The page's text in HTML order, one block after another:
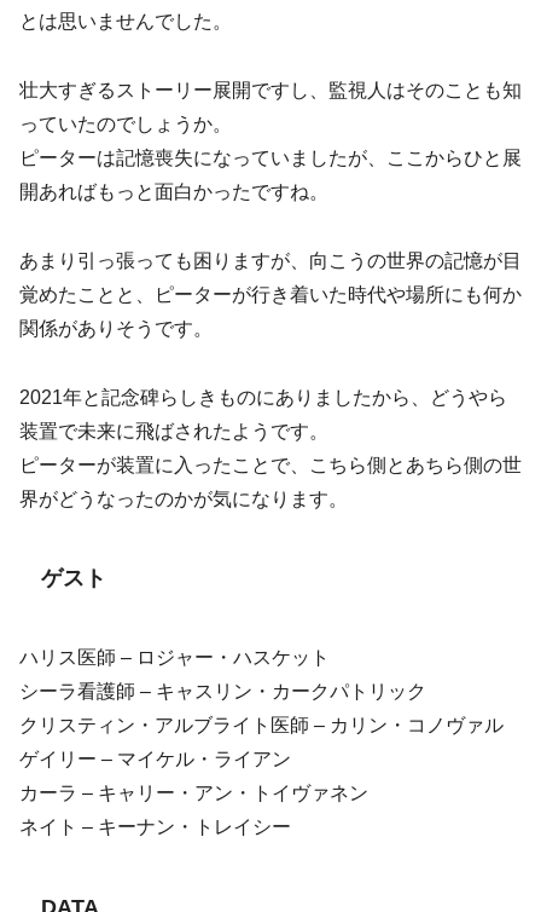
とは思いませんでした。
壮大すぎるストーリー展開ですし、監視人はそのことも知
っていたのでしょうか。
ピーターは記憶喪失になっていましたが、ここからひと展
開あればもっと面白かったですね。
あまり引っ張っても困りますが、向こうの世界の記憶が目
覚めたことと、ピーターが行き着いた時代や場所にも何か
関係がありそうです。
2021年と記念碑らしきものにありましたから、どうやら
装置で未来に飛ばされたようです。
ピーターが装置に入ったことで、こちら側とあちら側の世
界がどうなったのかが気になります。
ゲスト
ハリス医師 – ロジャー・ハスケット
シーラ看護師 – キャスリン・カークパトリック
クリスティン・アルブライト医師 – カリン・コノヴァル
ゲイリー – マイケル・ライアン
カーラ – キャリー・アン・トイヴァネン
ネイト – キーナン・トレイシー
DATA